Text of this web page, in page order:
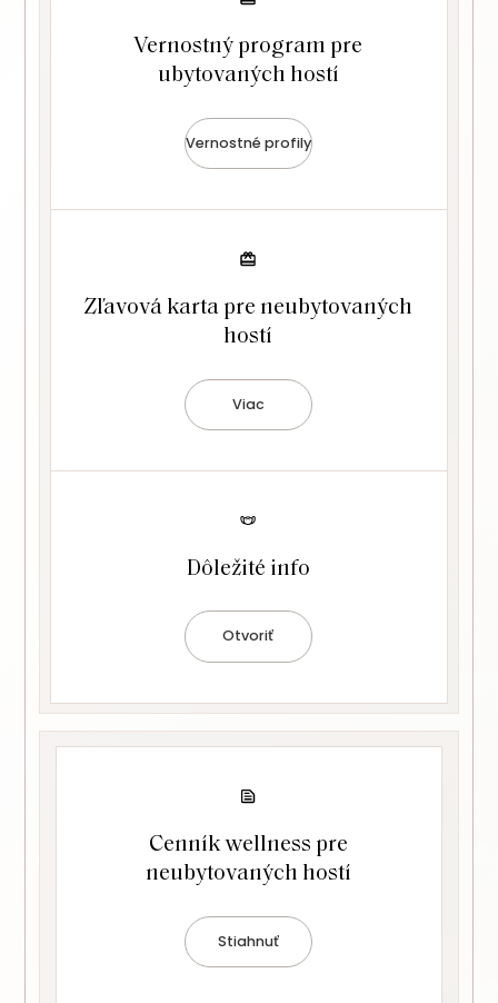
Vernostný program pre
ubytovaných hostí
Vernostné profily
Zľavová karta pre neubytovaných
hostí
Viac
Dôležité info
Otvoriť
Cenník wellness pre
neubytovaných hostí
Stiahnuť